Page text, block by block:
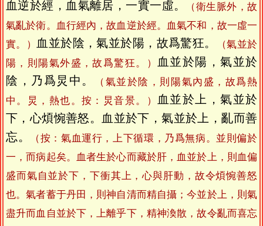
血逆於經，血氣離居，一實一虛。
（衛生脈外，故
氣亂於衛。血行經內，故血逆於經。血氣不和，故一虛一
實。）血並於陰，氣並於陽，故爲驚狂。
（氣並於
陽，則陽氣外盛，故爲驚狂。）
血並於陽，氣並於
陰，乃爲炅中。
（氣並於陰，則陽氣內盛，故爲熱
中。炅，熱也。按：炅音景。）
血並於上，氣並於
下，心煩惋善怒。血並於下，氣並於上，亂而善
忘。
（按：氣血運行，上下循環，乃爲無病。並則偏於
一，而病起矣。血者生於心而藏於肝，血並於上，則血偏
盛而氣自並於下，下衝其上，心與肝動，故令煩惋善怒
也。氣者蓄于丹田，則神自清而精自攝；今並於上，則氣
盡升而血自並於下，上離乎下，精神渙散，故令亂而喜忘